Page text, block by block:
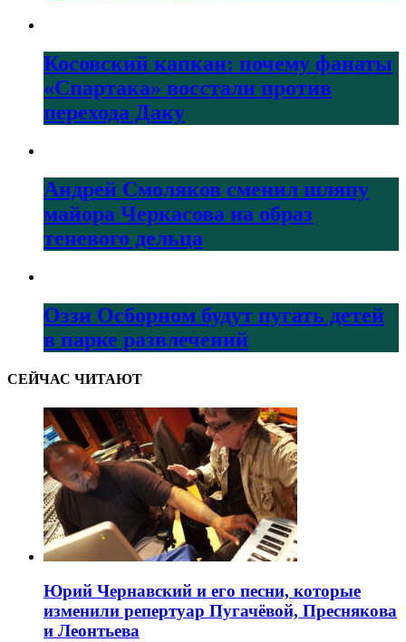
Косовский капкан: почему фанаты
«Спартака» восстали против
перехода Даку
Андрей Смоляков сменил шляпу
майора Черкасова на образ
теневого дельца
Оззи Осборном будут пугать детей
в парке развлечений
СЕЙЧАС ЧИТАЮТ
Юрий Чернавский и его песни, которые
изменили репертуар Пугачёвой, Преснякова
и Леонтьева